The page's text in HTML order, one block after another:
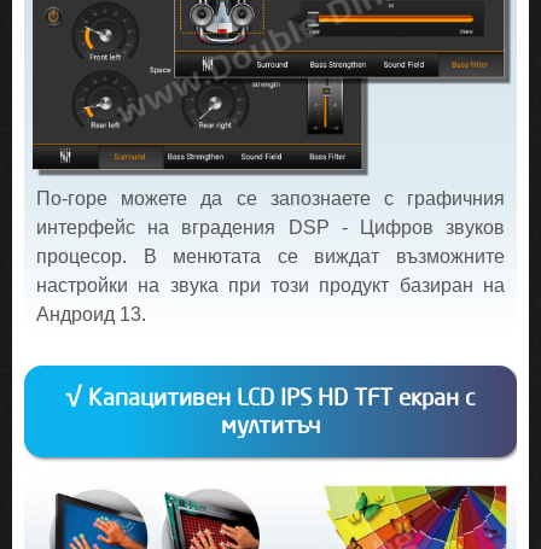
По-горе можете да се запознаете с графичния
интерфейс на вградения DSP - Цифров звуков
процесор. В менютата се виждат възможните
настройки на звука при този продукт базиран на
Андроид 13.
√ Капацитивен LCD IPS HD TFT екран с
мултитъч